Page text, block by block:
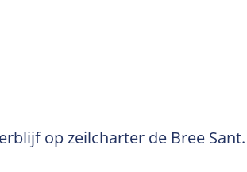
op zeilcharter de Bree Sant.